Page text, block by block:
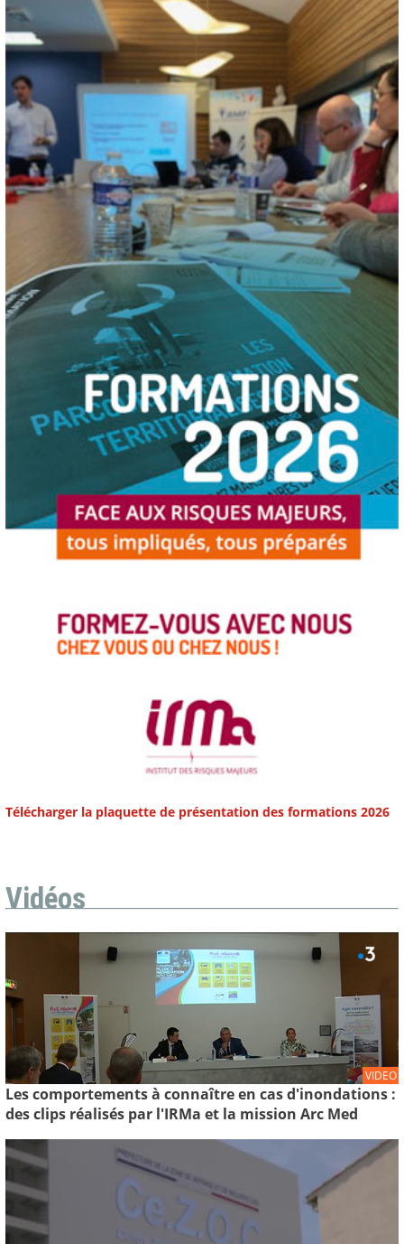
Télécharger la plaquette de présentation des formations 2026
Vidéos
VIDEO
Les comportements à connaître en cas d'inondations :
des clips réalisés par l'IRMa et la mission Arc Med